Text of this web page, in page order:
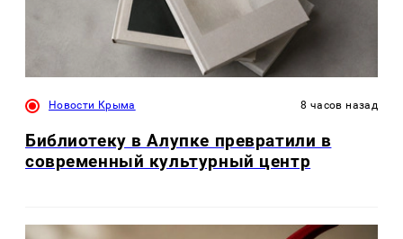
Новости Крыма 8 часов назад
Библиотеку в Алупке превратили в
современный культурный центр